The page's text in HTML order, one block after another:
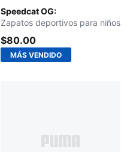
Speedcat OG:
Pelé Yellow-PUMA Black
Zapatos deportivos para niños
$80.00
MÁS VENDIDO